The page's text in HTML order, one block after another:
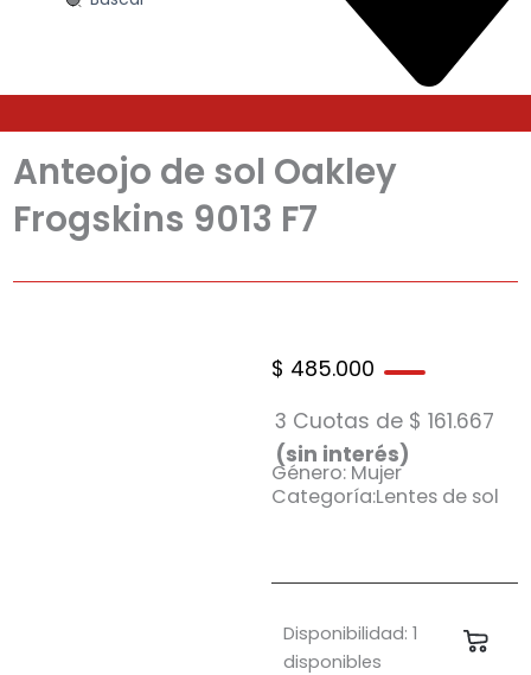
Anteojo de sol Oakley
Frogskins 9013 F7
$ 485.000
3 Cuotas de $ 161.667
(sin interés)
Género: Mujer
Categoría:Lentes de sol
Disponibilidad: 1
disponibles
Anteojo
de